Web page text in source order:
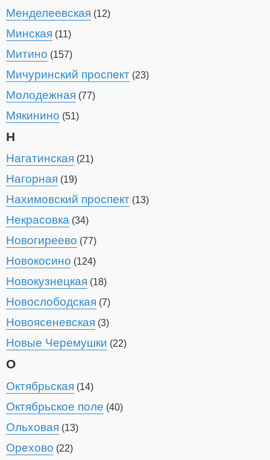
Менделеевская (12)
Минская (11)
Митино (157)
Мичуринский проспект (23)
Молодежная (77)
Мякинино (51)
Н
Нагатинская (21)
Нагорная (19)
Нахимовский проспект (13)
Некрасовка (34)
Новогиреево (77)
Новокосино (124)
Новокузнецкая (18)
Новослободская (7)
Новоясеневская (3)
Новые Черемушки (22)
О
Октябрьская (14)
Октябрьское поле (40)
Ольховая (13)
Орехово (22)